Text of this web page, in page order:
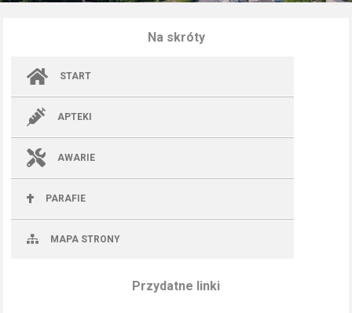
Na skróty
START
APTEKI
AWARIE
PARAFIE
MAPA STRONY
Przydatne linki